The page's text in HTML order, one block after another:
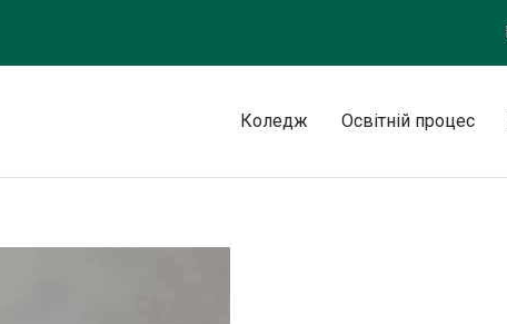
Коледж Освітній процес